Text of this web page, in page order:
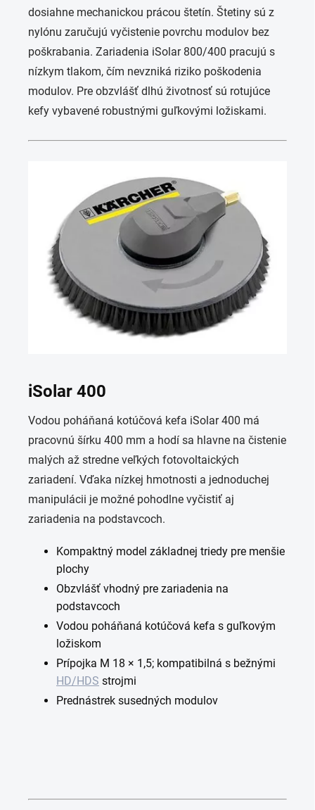
dosiahne mechanickou prácou štetín. Štetiny sú z
nylónu zaručujú vyčistenie povrchu modulov bez
poškrabania. Zariadenia iSolar 800/400 pracujú s
nízkym tlakom, čím nevzniká riziko poškodenia
modulov. Pre obzvlášť dlhú životnosť sú rotujúce
kefy vybavené robustnými guľkovými ložiskami.
iSolar 400
Vodou poháňaná kotúčová kefa iSolar 400 má
pracovnú šírku 400 mm a hodí sa hlavne na čistenie
malých až stredne veľkých fotovoltaických
zariadení. Vďaka nízkej hmotnosti a jednoduchej
manipulácii je možné pohodlne vyčistiť aj
zariadenia na podstavcoch.
Kompaktný model základnej triedy pre menšie
plochy
Obzvlášť vhodný pre zariadenia na
podstavcoch
Vodou poháňaná kotúčová kefa s guľkovým
ložiskom
Prípojka M 18 × 1,5; kompatibilná s bežnými
HD/HDS strojmi
Prednástrek susedných modulov